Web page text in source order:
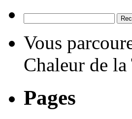
Vous
Chaleur de la
Pages